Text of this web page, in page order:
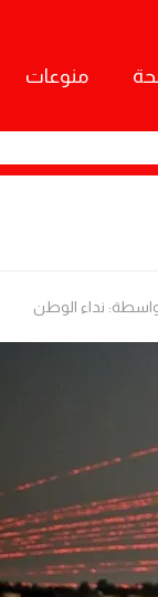
منوعات
نداء الوطن